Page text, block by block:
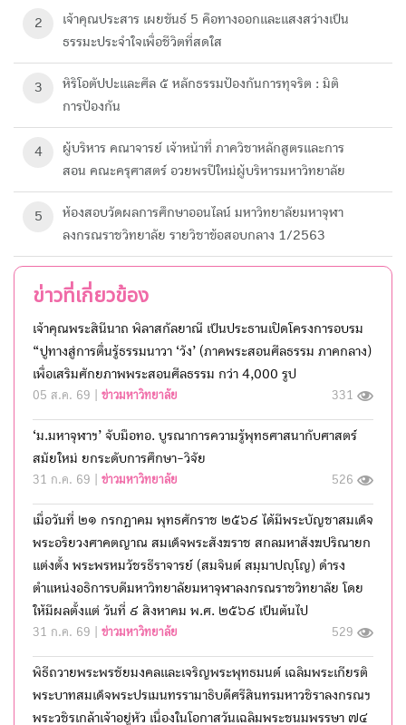
2
เจ้าคุณประสาร เผยขันธ์ 5 คือทางออกและแสงสว่างเป็น
ธรรมะประจำใจเพื่อชีวิตที่สดใส
3
หิริโอตัปปะและศีล ๕ หลักธรรมป้องกันการทุจริต : มิติ
การป้องกัน
4
ผู้บริหาร คณาจารย์ เจ้าหน้าที่ ภาควิชาหลักสูตรและการ
สอน คณะครุศาสตร์ อวยพรปีใหม่ผู้บริหารมหาวิทยาลัย
5
ห้องสอบวัดผลการศึกษา​ออนไลน์ มหาวิทยาลัย​มหา​จุฬา
ลงกรณ​ราช​วิทยาลัย​ รายวิชาข้อสอบกลาง 1/2563
ข่าวที่เกี่ยวข้อง
เจ้าคุณพระสินีนาถ พิลาสกัลยาณี เป็นประธานเปิดโครงการอบรม
“ปูทางสู่การตื่นรู้ธรรมนาวา ‘วัง’ (ภาคพระสอนศีลธรรม ภาคกลาง)
เพื่อเสริมศักยภาพพระสอนศีลธรรม กว่า 4,000 รูป
05 ส.ค. 69 | ข่าวมหาวิทยาลัย 331
‘ม.มหาจุฬาฯ’ จับมือทอ. บูรณาการความรู้พุทธศาสนากับศาสตร์
สมัยใหม่ ยกระดับการศึกษา-วิจัย
31 ก.ค. 69 | ข่าวมหาวิทยาลัย 526
เมื่อวันที่ ๒๑ กรกฎาคม พุทธศักราช ๒๕๖๙ ได้มีพระบัญชาสมเด็จ
พระอริยวงศาคตญาณ สมเด็จพระสังฆราช สกลมหาสังฆปริณายก
แต่งตั้ง พระพรหมวัชรธีราจารย์ (สมจินต์ สมฺมาปญฺโญ) ดำรง
ตำแหน่งอธิการบดีมหาวิทยาลัยมหาจุฬาลงกรณราชวิทยาลัย โดย
ให้มีผลตั้งแต่ วันที่ ๙ สิงหาคม พ.ศ. ๒๕๖๙ เป็นต้นไป
31 ก.ค. 69 | ข่าวมหาวิทยาลัย 529
พิธีถวายพระพรชัยมงคลและเจริญพระพุทธมนต์ เฉลิมพระเกียรติ
พระบาทสมเด็จพระปรเมนทรรามาธิบดีศรีสินทรมหาวชิราลงกรณฯ
พระวชิรเกล้าเจ้าอยู่หัว เนื่องในโอกาสวันเฉลิมพระชนมพรรษา ๗๔